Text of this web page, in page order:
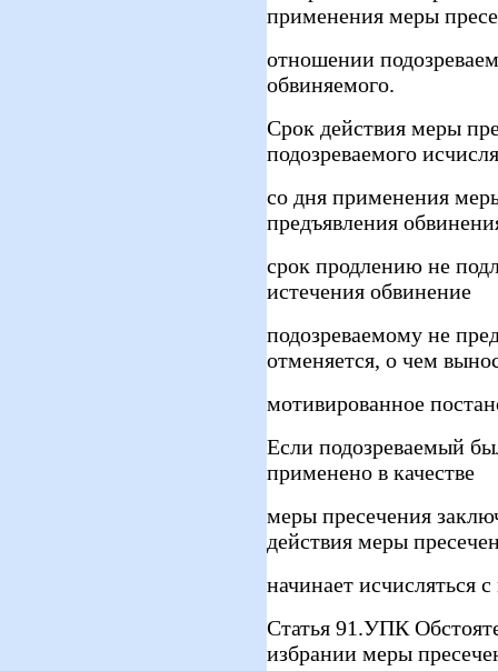
применения меры
отношении
обвиняемого.
Срок действия меры
подозреваемого
со дня применения
предъявления
срок продлению не
истечения обвинение
подозреваемому не
отменяется, о чем
мотивированное
Если подозреваемый
применено в качестве
меры пресечения
действия меры
начинает исчисляться
Статья 91.УПК
избрании меры